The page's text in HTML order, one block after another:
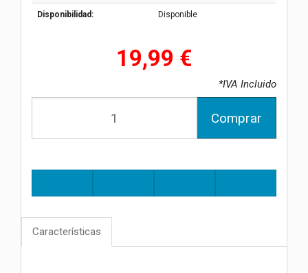
Disponibilidad: Disponible
19,99 €
*IVA Incluido
Comprar
Características